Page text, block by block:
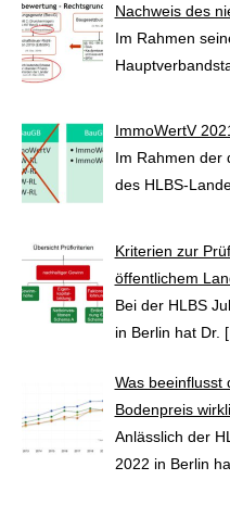
Nachweis des
Im Rahmen
ImmoWertV
Im Rahmen der
des HLBS-
Kriterien zur
öffentlichem
Bei der HLBS
in Berlin hat Dr.
Was beeinflusst
Bodenpreis
Anlässlich der
2022 in Berlin